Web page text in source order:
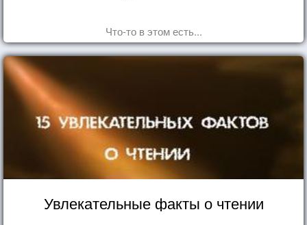
Что-то в этом есть...
Увлекательные факты о чтении